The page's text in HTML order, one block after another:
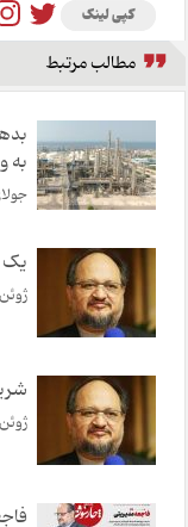
کپی لینک
مطالب مرتبط
به
جولای
یک
ژوئن 29,
ژوئن 26, 2026